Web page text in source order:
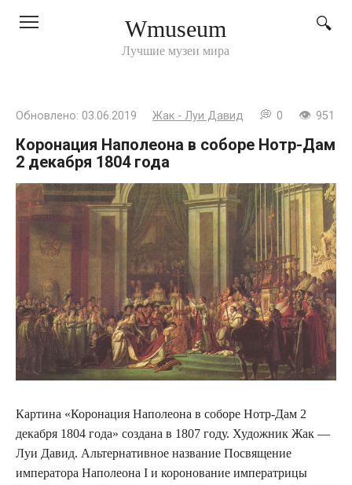
Wmuseum
Лучшие музеи мира
Обновлено: 03.06.2019 Жак - Луи Давид 0 951
Коронация Наполеона в соборе Нотр-Дам
2 декабря 1804 года
Картина «Коронация Наполеона в соборе Нотр-Дам 2
декабря 1804 года» создана в 1807 году. Художник Жак —
Луи Давид. Альтернативное название Посвящение
императора Наполеона I и коронование императрицы